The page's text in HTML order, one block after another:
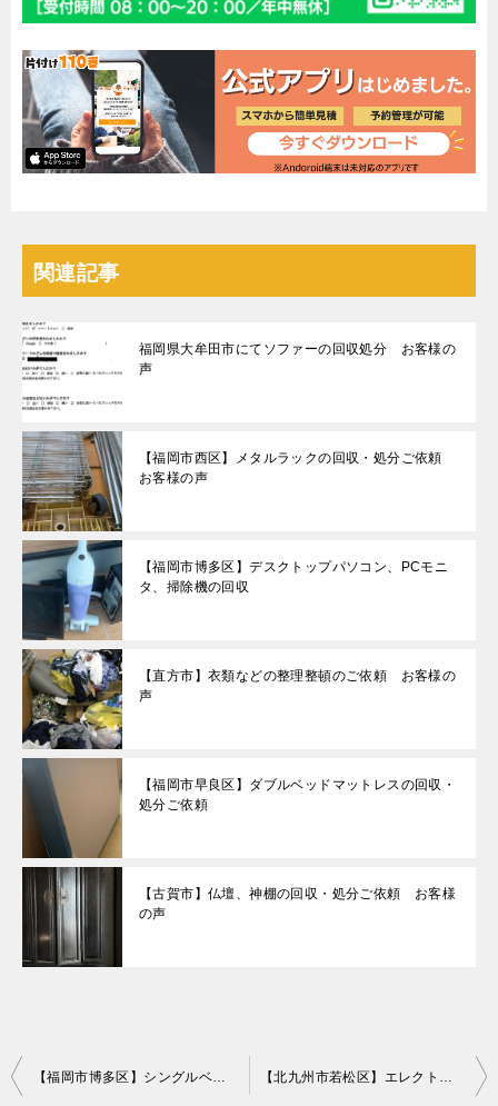
関連記事
福岡県大牟田市にてソファーの回収処分 お客様の
声
【福岡市西区】メタルラックの回収・処分ご依頼
お客様の声
【福岡市博多区】デスクトップパソコン、PCモニ
タ、掃除機の回収
【直方市】衣類などの整理整頓のご依頼 お客様の
声
【福岡市早良区】ダブルベッドマットレスの回収・
処分ご依頼
【古賀市】仏壇、神棚の回収・処分ご依頼 お客様
の声
投
【福岡市博多区】シングルベッドマットレス、シングルベッドフレーム、布団等の回収・処分 お客様の声 【北九州市若松区】エレクトーン1点の回収・処分 お客様の声